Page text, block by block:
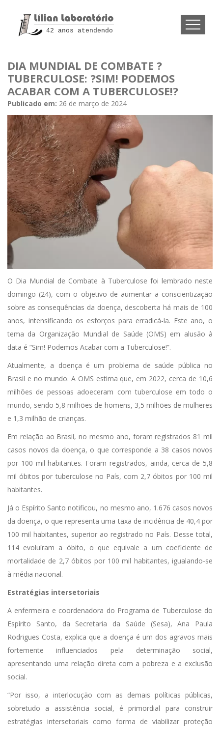
42 anos atendendo
DIA MUNDIAL DE COMBATE ?
TUBERCULOSE: ?SIM! PODEMOS
ACABAR COM A TUBERCULOSE!?
Publicado em: 26 de março de 2024
O Dia Mundial de Combate à Tuberculose foi lembrado neste
domingo (24), com o objetivo de aumentar a conscientização
sobre as consequências da doença, descoberta há mais de 100
anos, intensificando os esforços para erradicá-la. Este ano, o
tema da Organização Mundial de Saúde (OMS) em alusão à
data é “Sim! Podemos Acabar com a Tuberculose!”.
Atualmente, a doença é um problema de saúde pública no
Brasil e no mundo. A OMS estima que, em 2022, cerca de 10,6
milhões de pessoas adoeceram com tuberculose em todo o
mundo, sendo 5,8 milhões de homens, 3,5 milhões de mulheres
e 1,3 milhão de crianças.
Em relação ao Brasil, no mesmo ano, foram registrados 81 mil
casos novos da doença, o que corresponde a 38 casos novos
por 100 mil habitantes. Foram registrados, ainda, cerca de 5,8
mil óbitos por tuberculose no País, com 2,7 óbitos por 100 mil
habitantes.
Já o Espírito Santo notificou, no mesmo ano, 1.676 casos novos
da doença, o que representa uma taxa de incidência de 40,4 por
100 mil habitantes, superior ao registrado no País. Desse total,
114 evoluíram a óbito, o que equivale a um coeficiente de
mortalidade de 2,7 óbitos por 100 mil habitantes, igualando-se
à média nacional.
Estratégias intersetoriais
A enfermeira e coordenadora do Programa de Tuberculose do
Espírito Santo, da Secretaria da Saúde (Sesa), Ana Paula
Rodrigues Costa, explica que a doença é um dos agravos mais
fortemente influenciados pela determinação social,
apresentando uma relação direta com a pobreza e a exclusão
social.
“Por isso, a interlocução com as demais políticas públicas,
sobretudo a assistência social, é primordial para construir
estratégias intersetoriais como forma de viabilizar proteção